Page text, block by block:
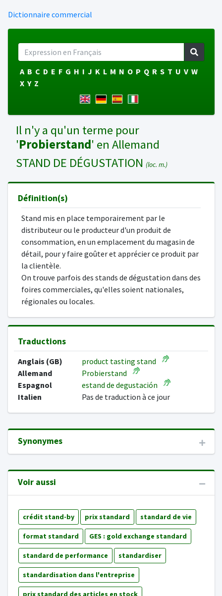
Dictionnaire commercial
A B C D E F G H I J K L M N O P Q R S T U V W
X Y Z
Il n'y a qu'un terme pour
'Probierstand' en Allemand
STAND DE DÉGUSTATION (loc. m.)
Définition(s)
Stand mis en place temporairement par le
distributeur ou le producteur d'un produit de
consommation, en un emplacement du magasin de
détail, pour y faire goûter et apprécier ce produit par
la clientèle.
On trouve parfois des stands de dégustation dans des
foires commerciales, qu'elles soient nationales,
régionales ou locales.
Traductions
Anglais (GB)
product tasting stand
Allemand
Probierstand
Espagnol
estand de degustación
Italien
Pas de traduction à ce jour
Synonymes
Voir aussi
crédit stand-by prix standard standard de vie
format standard GES : gold exchange standard
standard de performance standardiser
standardisation dans l'entreprise
prix standard des articles en stock